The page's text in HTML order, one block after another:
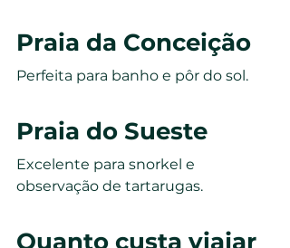
Praia da Conceição
Perfeita para banho e pôr do sol.
Praia do Sueste
Excelente para snorkel e
observação de tartarugas.
Quanto custa viajar